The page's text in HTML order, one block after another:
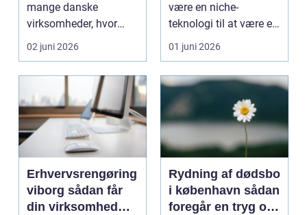
mange danske
virksomheder, hvor
stabil forsyning af try...
02 juni 2026
være en niche-
teknologi til at være et
helt almindeligt ...
01 juni 2026
Erhvervsrengøring
viborg sådan får
din virksomhed
Rydning af dødsbo
i københavn sådan
foregår en tryg og